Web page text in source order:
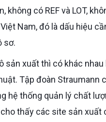
có REF và LOT,
Nam, đó là dấu hiệu
sơ.
Tập đoàn Straumann
hệ thống quản lý chất
thấy các site sản xuất